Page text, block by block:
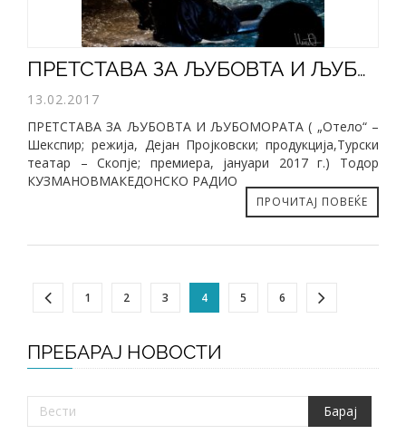
ПРЕТСТАВА ЗА ЉУБОВТА И ЉУБОМОРАТА
13.02.2017
ПРЕТСТАВА ЗА ЉУБОВТА И ЉУБОМОРАТА ( „Отело“ –
Шекспир; режија, Дејан Пројковски; продукција,Турски
театар – Скопје; премиера, јануари 2017 г.) Тодор
КУЗМАНОВМАКЕДОНСКО РАДИО
ПРОЧИТАЈ ПОВЕЌЕ
1 2 3 4 5 6
ПРЕБАРАЈ НОВОСТИ